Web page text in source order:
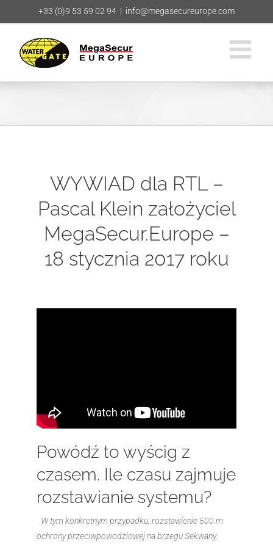
do
zawartości
+33 (0)9 53 59 02 94 | info@megasecureurope.com
WYWIAD dla RTL –
Pascal Klein założyciel
MegaSecur.Europe –
18 stycznia 2017 roku
Powódź to wyścig z
czasem. Ile czasu zajmuje
rozstawianie systemu?
W tym konkretnym przypadku, rozstawienie 500 m
ochrony przeciwpowodziowej na brzegu Sekwany,